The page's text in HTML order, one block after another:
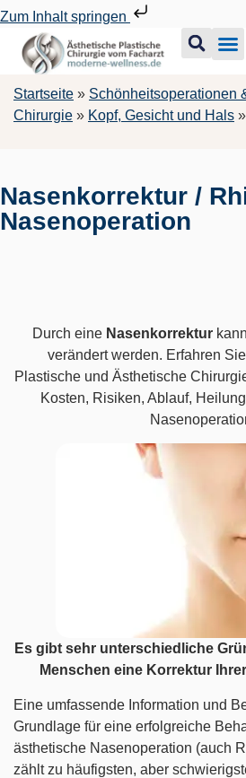
Zum Inhalt springen
Startseite » Schönheitsoperationen
Chirurgie » Kopf, Gesicht und Hals »
Nasenkorrektur /
Nasenoperation
Durch eine Nasenkorrektur
verändert werden. Erfahren
Plastische und Ästhetische
Kosten, Risiken, Ablauf,
Es gibt sehr unterschiedliche
Menschen eine Korrektur
Eine umfassende Information und
Grundlage für eine erfolgreiche
ästhetische Nasenoperation (auch
zählt zu häufigsten, aber